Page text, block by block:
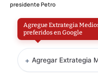
presidente Petro
Agregue Extrategia
preferidos en Google
+ Agregar Extrategia